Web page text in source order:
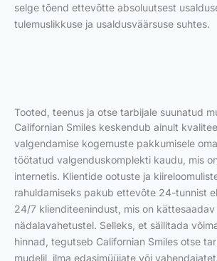
selge tõend ettevõtte absoluutsest
tulemuslikkuse ja usaldusväärsuse suhtes.
Tooted, teenus ja otse tarbijale suunatud
Californian Smiles keskendub ainult
valgendamise kogemuste pakkumisele
töötatud valgenduskomplekti kaudu, mis
internetis. Klientide ootuste ja
rahuldamiseks pakub ettevõte 24-tunnist
24/7 klienditeenindust, mis on kättesaadav
nädalavahetustel. Selleks, et säilitada
hinnad, tegutseb Californian Smiles otse
mudelil, ilma edasimüüjate või